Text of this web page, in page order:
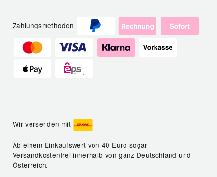
Zahlungsmethoden
Wir versenden mit
Ab einem Einkaufswert von 40 Euro sogar
Versandkostenfrei innerhalb von ganz Deutschland und
Österreich.